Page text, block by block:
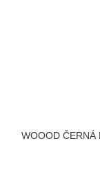
WOOOD ČERNÁ